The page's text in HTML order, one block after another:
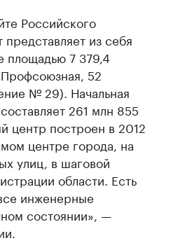
Российского
из себя
площадью 7 379,4
52
№ 29). Начальная
261 млн 855
центр построен в 2012
центре города, на
улиц, в шаговой
области. Есть
инженерные
состоянии», —